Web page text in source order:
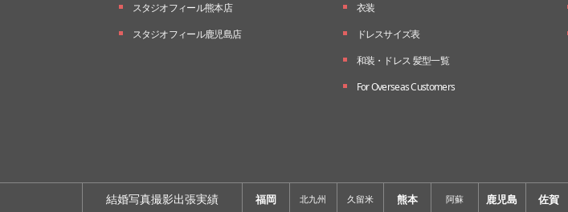
スタジオフィール熊本店
スタジオフィール鹿児島店
衣装
ドレスサイズ表
和装・ドレス 髪型一覧
For Overseas Customers
結婚写真撮影出張実績 福岡 北九州 久留米 熊本 阿蘇 鹿児島 佐賀